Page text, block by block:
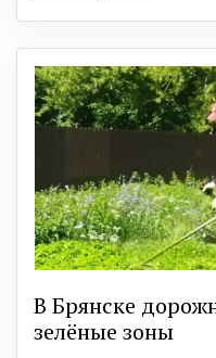
В Брянске
зелёные зоны